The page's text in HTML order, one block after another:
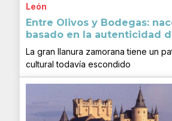
León
Entre Olivos y Bodegas:
basado en la autenticidad
La gran llanura zamorana tiene un
cultural todavía escondido